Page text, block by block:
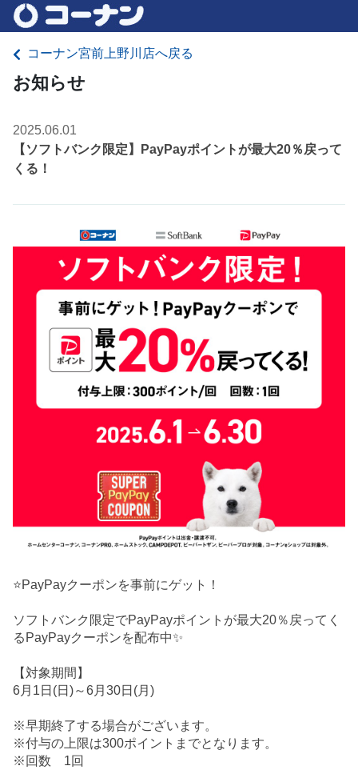
コーナン宮前上野川店へ戻る
お知らせ
2025.06.01
【ソフトバンク限定】PayPayポイントが最大20％戻って
くる！
⭐PayPayクーポンを事前にゲット！
ソフトバンク限定でPayPayポイントが最大20％戻ってく
るPayPayクーポンを配布中✨
【対象期間】
6月1日(日)～6月30日(月)
※早期終了する場合がございます。
※付与の上限は300ポイントまでとなります。
※回数 1回